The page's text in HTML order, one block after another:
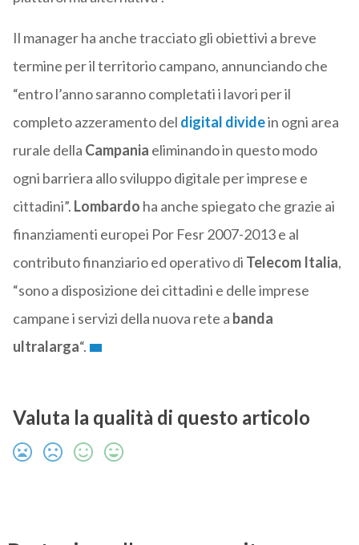
Il manager ha anche tracciato gli obiettivi a breve
termine per il territorio campano, annunciando che
“entro l’anno saranno completati i lavori per il
completo azzeramento del digital dividein ogni area
rurale della Campania eliminando in questo modo
ogni barriera allo sviluppo digitale per imprese e
cittadini”. Lombardo ha anche spiegato che grazie ai
finanziamenti europei Por Fesr 2007-2013 e al
contributo finanziario ed operativo di Telecom Italia,
“sono a disposizione dei cittadini e delle imprese
campane i servizi della nuova rete a banda
ultralarga“.
Valuta la qualità di questo articolo